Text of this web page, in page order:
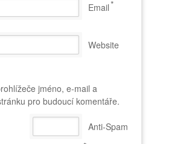
Email*
Website
jméno, e-mail a
pro budoucí komentáře.
Anti-Spam